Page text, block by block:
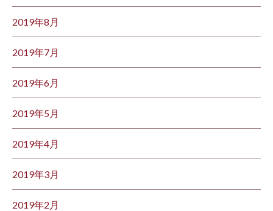
2019年8月
2019年7月
2019年6月
2019年5月
2019年4月
2019年3月
2019年2月